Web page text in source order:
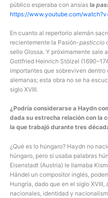
público esperaba con ansias la
https://www.youtube.com/
En cuanto al repertorio alemán
recientemente la Pasión-pasticcio
sello Glossa. Y próximamente sale
Gottfried Heinrich Stölzel
importantes que sobreviven
alemanas; esta obra no se ha
siglo XVIII.
¿Podría considerarse a Haydn
dada su estrecha relación con la
la que trabajó durante tres
¿Qué es lo húngaro? Haydn no
húngaro, pero sí usaba palabras
Eisenstadt (Austria) le llamaba
Händel un compositor inglés,
Hungría, dado que en el siglo
nacionales, identidad y